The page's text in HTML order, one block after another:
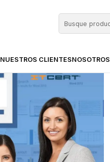
NUESTROS CLIENTESNOSOTROS